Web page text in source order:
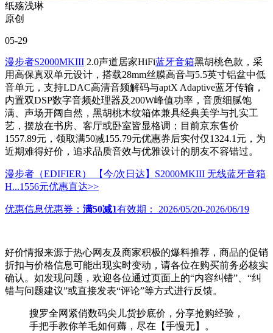
纸殇浅琳
原创
05-29
漫步者S2000MKIII 2.0声道居家HiFi蓝牙音箱黑胡桃色款，采
用高保真双单元设计，搭载28mm丝膜高音与5.5英寸铝盆中低
音单元，支持LDAC高清音频解码与aptX Adaptive蓝牙传输，
内置双DSP数字音频处理器及200W峰值功率，音质细腻饱
满、声场开阔自然，黑胡桃木纹箱体兼具经典美学与扎实工
艺，摆放在书房、客厅或卧室皆显格调；目前京东售价
1557.89元，领取满50减155.79元优惠券后实付仅1324.1元，为
近期难得好价，追求品质音效与优雅设计的朋友不容错过。
漫步者（EDIFIER） 【今/次日达】S2000MKIII 无线蓝牙音箱
H...1556元优惠直达>>
优惠信息优惠券： 满50减1有效期： 2026/05/20-2026/06/19
好价情报来源于热心网友及商家积极的爆料推荐，商品的促销
折扣与价格信息可能出现实时变动，请各位在购买前务必核实
确认。如发现问题，欢迎各位通过页面上的“内容纠错”、“纠
错与问题建议”或直接发表“评论”等方式进行反馈。
搜罗全网紧俏数码尖儿货抄底价，分享抢购经验，
手把手教你羊毛如何薅，尽在【手慢无】。